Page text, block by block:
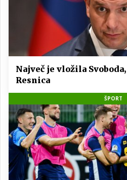
Največ je vložila
Resnica
ŠPORT